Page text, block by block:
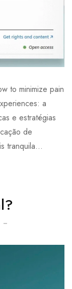
to minimize pain
a
e estratégias
de
tranquila...